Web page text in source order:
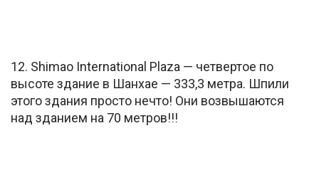
12. Shimao International Plaza — четвертое по
высоте здание в Шанхае — 333,3 метра. Шпили
этого здания просто нечто! Они возвышаются
над зданием на 70 метров!!!